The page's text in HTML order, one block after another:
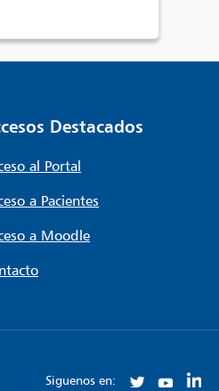
Destacados
al Portal
a Pacientes
a Moodle
Siguenos en: